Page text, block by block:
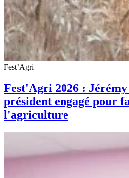
Fest’Agri
Fest'Agri 2026 : Jérémy
président engagé pour
l'agriculture